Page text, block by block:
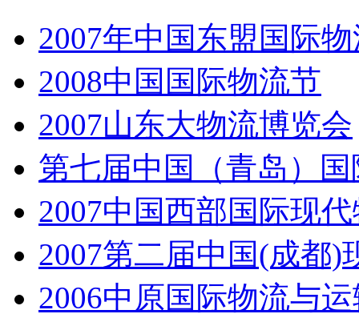
2007年中国东盟国际
2008中国国际物流节
2007山东大物流博览会
第七届中国（青岛）
2007中国西部国际现
2007第二届中国(成都
2006中原国际物流与